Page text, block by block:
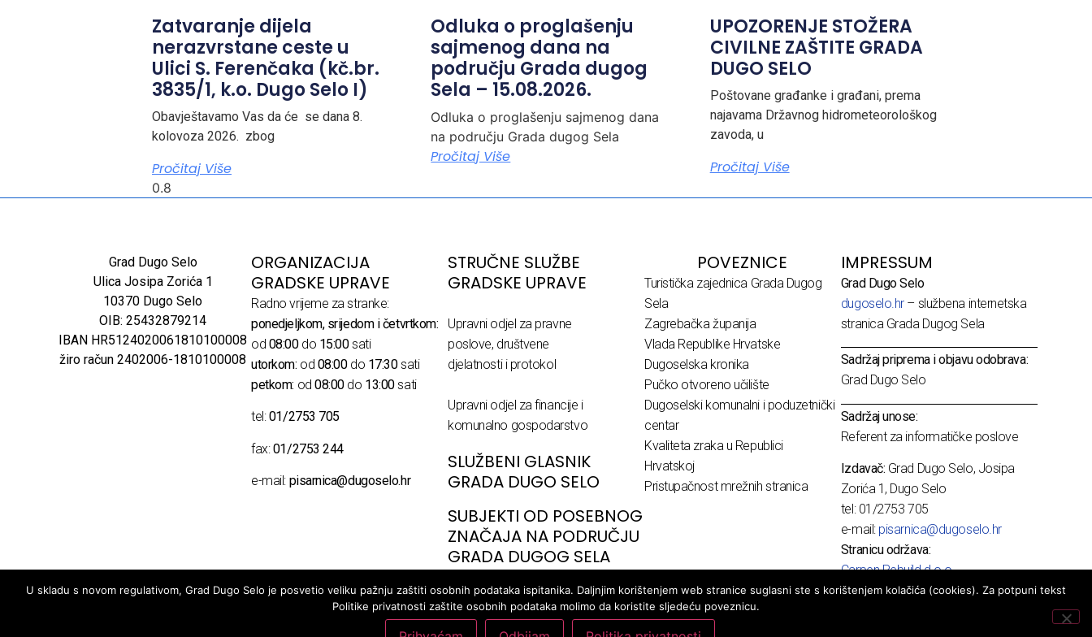
Zatvaranje dijela
nerazvrstane ceste u
Ulici S. Ferenčaka (kč.br.
3835/1, k.o. Dugo Selo I)
Obavještavamo Vas da će se dana 8.
kolovoza 2026. zbog
Pročitaj Više
Odluka o proglašenju
sajmenog dana na
području Grada dugog
Sela – 15.08.2026.
Odluka o proglašenju sajmenog dana
na području Grada dugog Sela
Pročitaj Više
UPOZORENJE STOŽERA
CIVILNE ZAŠTITE GRADA
DUGO SELO
Poštovane građanke i građani, prema
najavama Državnog hidrometeorološkog
zavoda, u
Pročitaj Više
Grad Dugo Selo
Ulica Josipa Zorića 1
10370 Dugo Selo
OIB: 25432879214
IBAN HR5124020061810100008
žiro račun 2402006-1810100008
ORGANIZACIJA
GRADSKE UPRAVE
Radno vrijeme za stranke:
ponedjeljkom, srijedom i četvrtkom:
od 08:00do 15:00sati
utorkom: od 08:00do 17:30sati
petkom: od08:00do 13:00sati
tel:01/2753 705
fax:01/2753 244
e-mail: pisarnica@dugoselo.hr
STRUČNE SLUŽBE
GRADSKE UPRAVE
Upravni odjel za pravne
poslove, društvene
djelatnosti i protokol
Upravni odjel za financije i
komunalno gospodarstvo
SLUŽBENI GLASNIK
GRADA DUGO SELO
SUBJEKTI OD POSEBNOG
ZNAČAJA NA PODRUČJU
GRADA DUGOG SELA
POVEZNICE
Turistička zajednica Grada Dugog
Sela
Zagrebačka županija
Vlada Republike Hrvatske
Dugoselska kronika
Pučko otvoreno učilište
Dugoselski komunalni i poduzetnički
centar
Kvaliteta zraka u Republici
Hrvatskoj
Pristupačnost mrežnih stranica
IMPRESSUM
Grad Dugo Selo
dugoselo.hr– službena internetska
stranica Grada Dugog Sela
Sadržaj priprema i objavu odobrava:
Grad Dugo Selo
Sadržaj unose:
Referent za informatičke poslove
Izdavač: Grad Dugo Selo, Josipa
Zorića 1, Dugo Selo
tel: 01/2753 705
e-mail: pisarnica@dugoselo.hr
Stranicu održava:
Carpen Rebuild d.o.o.
U skladu s novom regulativom, Grad Dugo Selo je posvetio veliku pažnju zaštiti osobnih podataka ispitanika. Daljnjim korištenjem web stranice suglasni ste s korištenjem kolačića (cookies). Za potpuni tekst
Politike privatnosti zaštite osobnih podataka molimo da koristite sljedeću poveznicu.